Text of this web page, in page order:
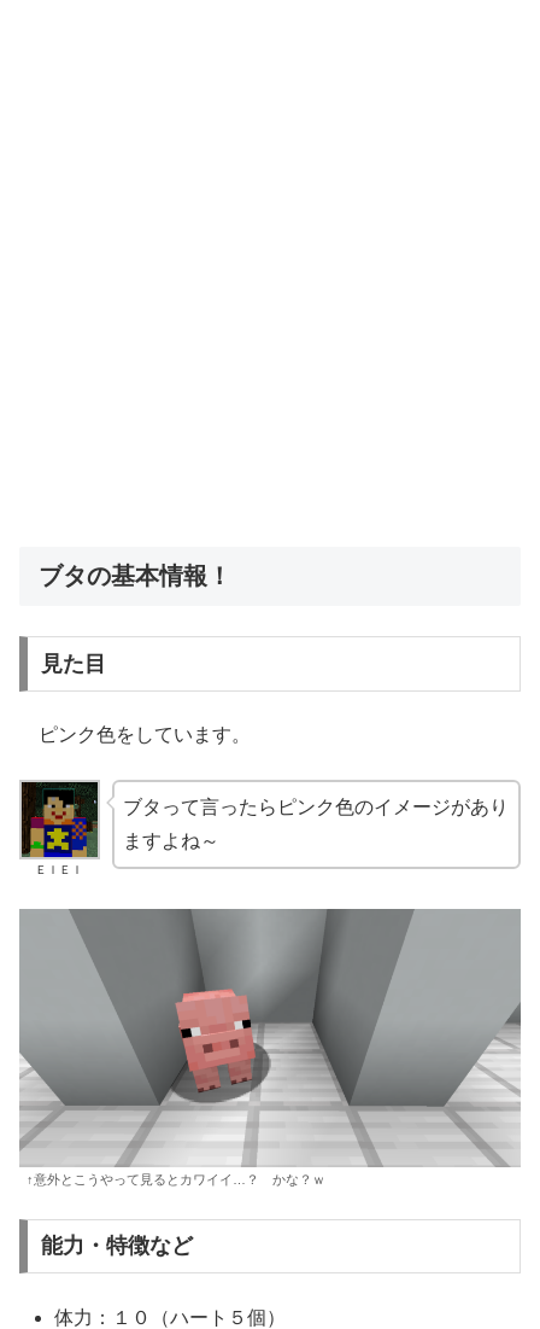
ブタの基本情報！
見た目
ピンク色をしています。
ＥＩＥＩ
ブタって言ったらピンク色のイメージがあり
ますよね～
↑意外とこうやって見るとカワイイ…？ かな？ｗ
能力・特徴など
体力：１０（ハート５個）